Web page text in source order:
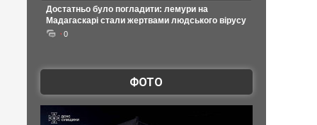
Достатньо було погладити: лемури на
Мадагаскарі стали жертвами людського вірусу
0
ФОТО